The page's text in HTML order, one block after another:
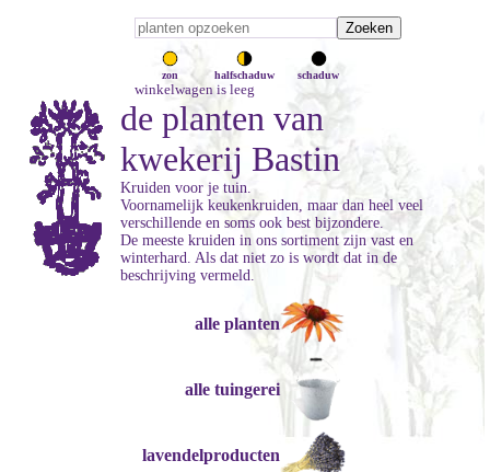
zon halfschaduw schaduw
winkelwagen is leeg
de planten van
kwekerij Bastin
Kruiden voor je tuin.
Voornamelijk keukenkruiden, maar dan heel veel
verschillende en soms ook best bijzondere.
De meeste kruiden in ons sortiment zijn vast en
winterhard. Als dat niet zo is wordt dat in de
beschrijving vermeld.
alle planten
alle tuingerei
lavendelproducten